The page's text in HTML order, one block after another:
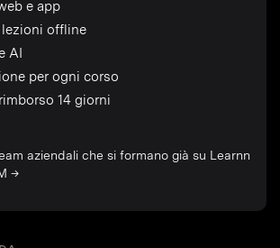
e app
lezioni offline
AI
per ogni corso
14 giorni
aziendali che si formano già su Learnn
→